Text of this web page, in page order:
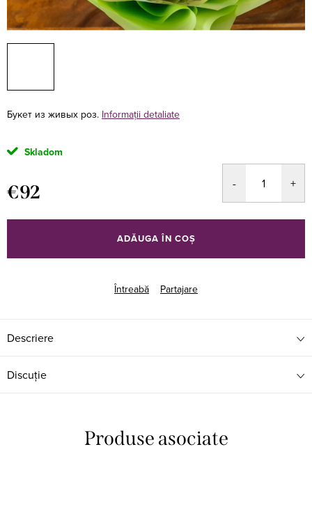
Букет из живых роз. Informaţii detaliate
Skladom
€92
preţ:
ADĂUGA ÎN COŞ
Întreabă Partajare
Descriere
Discuţie
Produse asociate